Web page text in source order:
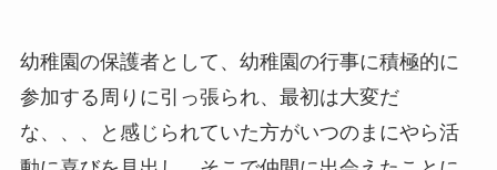
幼稚園の保護者として、幼稚園の行事に積極的に
参加する周りに引っ張られ、最初は大変だ
な、、、と感じられていた方がいつのまにやら活